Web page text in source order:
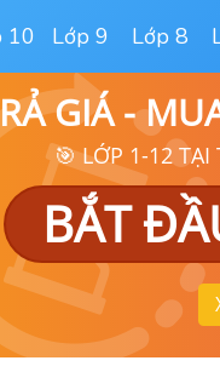
10 Lớp 9 Lớp 8
GIÁ -
🎯 LỚP 1-12
BẮT